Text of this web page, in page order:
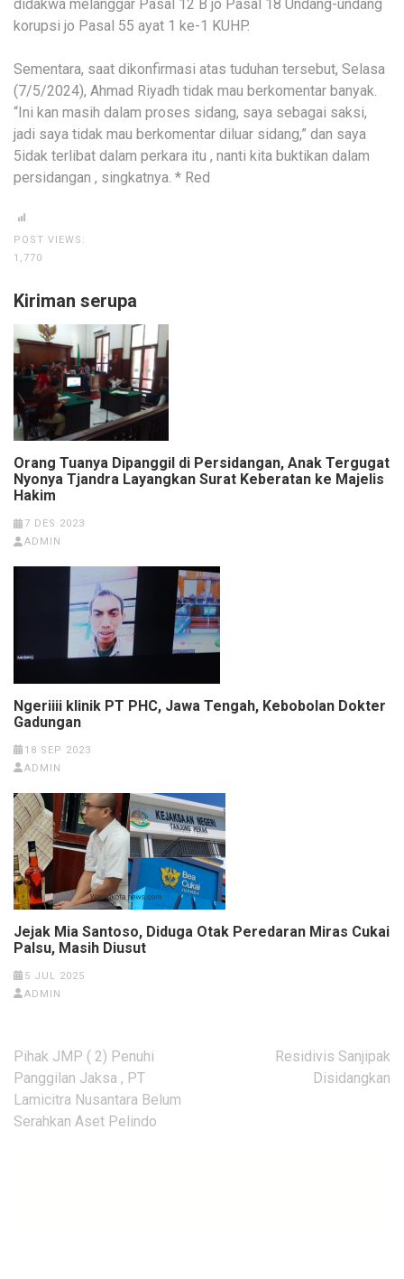
didakwa melanggar Pasal 12 B jo Pasal 18 Undang-undang
korupsi jo Pasal 55 ayat 1 ke-1 KUHP.
Sementara, saat dikonfirmasi atas tuduhan tersebut, Selasa
(7/5/2024), Ahmad Riyadh tidak mau berkomentar banyak.
“Ini kan masih dalam proses sidang, saya sebagai saksi,
jadi saya tidak mau berkomentar diluar sidang,” dan saya
5idak terlibat dalam perkara itu , nanti kita buktikan dalam
persidangan , singkatnya. * Red
POST VIEWS:
1,770
Kiriman serupa
Orang Tuanya Dipanggil di Persidangan, Anak Tergugat
Nyonya Tjandra Layangkan Surat Keberatan ke Majelis
Hakim
7 DES 2023
ADMIN
Ngeriiii klinik PT PHC, Jawa Tengah, Kebobolan Dokter
Gadungan
18 SEP 2023
ADMIN
Jejak Mia Santoso, Diduga Otak Peredaran Miras Cukai
Palsu, Masih Diusut
5 JUL 2025
ADMIN
Navigasi
pos
Pihak JMP ( 2) Penuhi
Panggilan Jaksa , PT
Lamicitra Nusantara Belum
Serahkan Aset Pelindo
Residivis Sanjipak
Disidangkan